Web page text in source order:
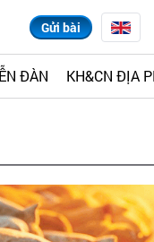
Gửi bài
ĐÀN KH&CN ĐỊA